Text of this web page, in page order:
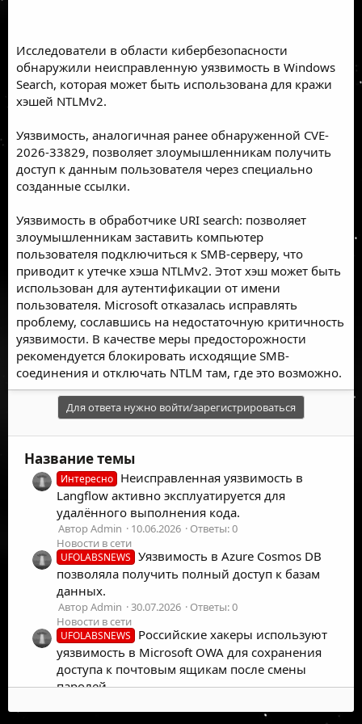
Исследователи в области кибербезопасности
обнаружили неисправленную уязвимость в Windows
Search, которая может быть использована для кражи
хэшей NTLMv2.
Уязвимость, аналогичная ранее обнаруженной CVE-
2026-33829, позволяет злоумышленникам получить
доступ к данным пользователя через специально
созданные ссылки.
Уязвимость в обработчике URI search: позволяет
злоумышленникам заставить компьютер
пользователя подключиться к SMB-серверу, что
приводит к утечке хэша NTLMv2. Этот хэш может быть
использован для аутентификации от имени
пользователя. Microsoft отказалась исправлять
проблему, сославшись на недостаточную критичность
уязвимости. В качестве меры предосторожности
рекомендуется блокировать исходящие SMB-
соединения и отключать NTLM там, где это возможно.
Для ответа нужно войти/зарегистрироваться
Название темы
Интересно Неисправленная уязвимость в
Langflow активно эксплуатируется для
удалённого выполнения кода.
Автор Admin 10.06.2026
Ответы: 0
Новости в сети
UFOLABSNEWS
Уязвимость в Azure Cosmos DB
позволяла получить полный доступ к базам
данных.
Автор Admin 30.07.2026
Ответы: 0
Новости в сети
UFOLABSNEWS
Российские хакеры используют
уязвимость в Microsoft OWA для сохранения
доступа к почтовым ящикам после смены
паролей.